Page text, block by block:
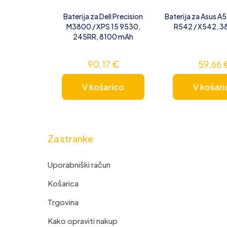
Baterija za Dell Precision
M3800 / XPS 15 9530,
245RR, 8100 mAh
90,17 €
V košarico
Baterija za Asus
R542 / X542,
59,66
V
Za stranke
Uporabniški račun
Košarica
Trgovina
Kako opraviti nakup